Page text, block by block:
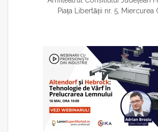
Piața Libertății nr. 5, Miercurea